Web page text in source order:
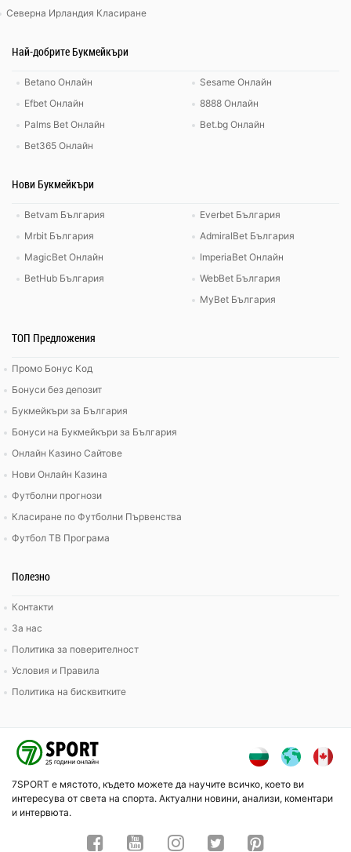
Северна Ирландия Класиране
Най-добрите Букмейкъри
Betano Онлайн
Efbet Онлайн
Palms Bet Онлайн
Bet365 Онлайн
Sesame Онлайн
8888 Онлайн
Bet.bg Онлайн
Нови Букмейкъри
Betvam България
Mrbit България
MagicBet Онлайн
BetHub България
Everbet България
AdmiralBet България
ImperiaBet Онлайн
WebBet България
MyBet България
ТОП Предложения
Промо Бонус Код
Бонуси без депозит
Букмейкъри за България
Бонуси на Букмейкъри за България
Онлайн Казино Сайтове
Нови Онлайн Казина
Футболни прогнози
Класиране по Футболни Първенства
Футбол ТВ Програма
Полезно
Контакти
За нас
Политика за поверителност
Условия и Правила
Политика на бисквитките
7SPORT е мястото, където можете да научите всичко, което ви
интересува от света на спорта. Актуални новини, анализи, коментари
и интервюта.